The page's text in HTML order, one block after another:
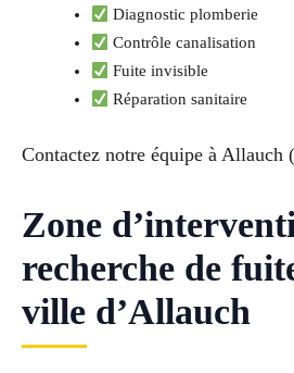
Diagnostic plomberie
Contrôle canalisation
Fuite invisible
Réparation sanitaire
Contactez notre équipe à Allauch
Zone
recherche de
ville d’Allauch